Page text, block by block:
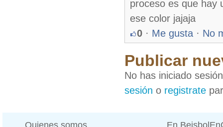
proceso es que hay
ese color jajaja
0 · Me gusta · No
Publicar
No has iniciado
sesión o registrate
Quienes somos En